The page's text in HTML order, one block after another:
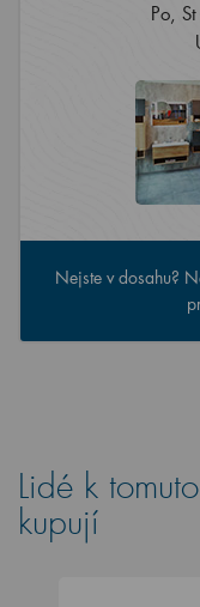
Po,
Nejste v dosahu?
Lidé k
kupují